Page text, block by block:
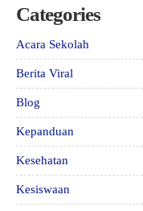
Categories
Acara Sekolah
Berita Viral
Blog
Kepanduan
Kesehatan
Kesiswaan